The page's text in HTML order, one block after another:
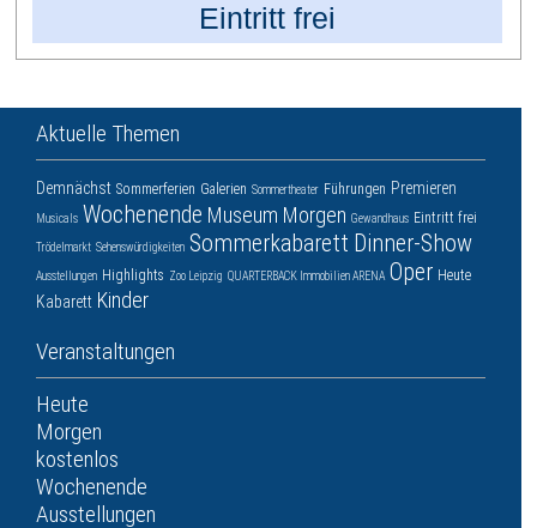
Eintritt frei
Aktuelle Themen
Demnächst Sommerferien Galerien Sommertheater Führungen Premieren
Musicals Wochenende Museum Morgen Gewandhaus Eintritt frei
Trödelmarkt Sehenswürdigkeiten Sommerkabarett Dinner-Show
Ausstellungen Highlights Zoo Leipzig QUARTERBACK Immobilien ARENA Oper Heute
Kabarett Kinder
Veranstaltungen
Heute
Morgen
kostenlos
Wochenende
Ausstellungen